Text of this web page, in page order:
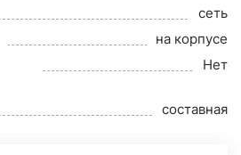
сеть
на корпусе
Нет
составная